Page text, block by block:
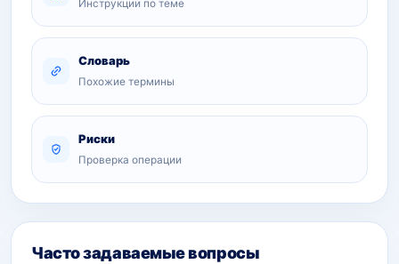
Инструкции по теме
Словарь
Похожие термины
Риски
Проверка операции
Часто задаваемые вопросы